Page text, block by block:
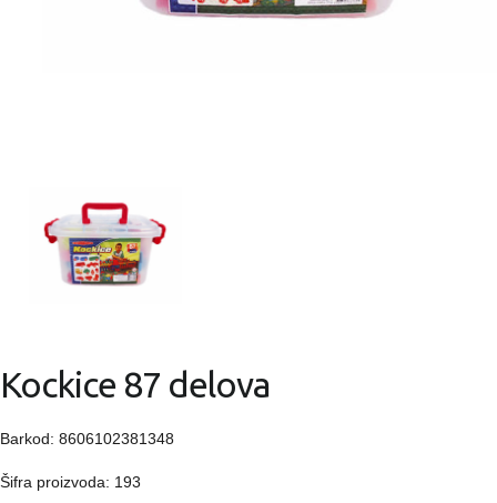
Kockice 87 delova
Barkod: 8606102381348
Šifra proizvoda: 193